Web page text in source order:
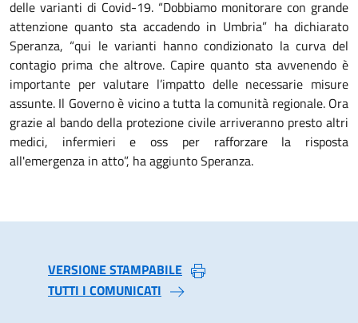
delle varianti di Covid-19. “Dobbiamo monitorare con grande
attenzione quanto sta accadendo in Umbria” ha dichiarato
Speranza, “qui le varianti hanno condizionato la curva del
contagio prima che altrove. Capire quanto sta avvenendo è
importante per valutare l’impatto delle necessarie misure
assunte. Il Governo è vicino a tutta la comunità regionale. Ora
grazie al bando della protezione civile arriveranno presto altri
medici, infermieri e oss per rafforzare la risposta
all'emergenza in atto”, ha aggiunto Speranza.
VERSIONE STAMPABILE
TUTTI I COMUNICATI